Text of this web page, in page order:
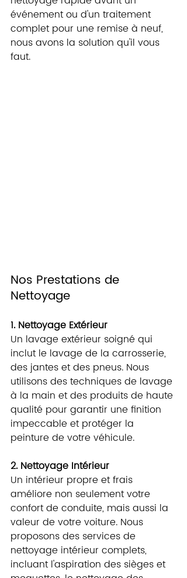
événement ou d'un traitement
complet pour une remise à neuf,
nous avons la solution qu'il vous
faut.
Nos Prestations de
Nettoyage
1. Nettoyage Extérieur
Un lavage extérieur soigné qui
inclut le lavage de la carrosserie,
des jantes et des pneus. Nous
utilisons des techniques de lavage
à la main et des produits de haute
qualité pour garantir une finition
impeccable et protéger la
peinture de votre véhicule.
2. Nettoyage Intérieur
Un intérieur propre et frais
améliore non seulement votre
confort de conduite, mais aussi la
valeur de votre voiture. Nous
proposons des services de
nettoyage intérieur complets,
incluant l'aspiration des sièges et
🎉 Bienvenue dans
notre support !